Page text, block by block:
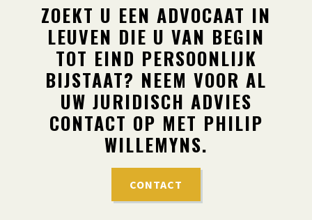
ZOEKT U EEN ADVOCAAT IN
LEUVEN DIE U VAN BEGIN
TOT EIND PERSOONLIJK
BIJSTAAT? NEEM VOOR AL
UW JURIDISCH ADVIES
CONTACT OP MET PHILIP
WILLEMYNS.
CONTACT